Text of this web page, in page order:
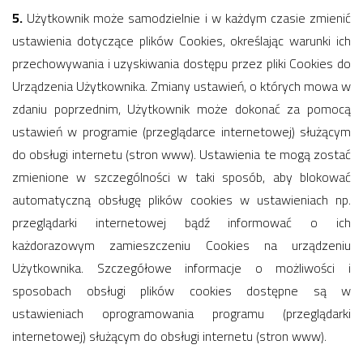
5. Użytkownik może samodzielnie i w każdym czasie zmienić
ustawienia dotyczące plików Cookies, określając warunki ich
przechowywania i uzyskiwania dostępu przez pliki Cookies do
Urządzenia Użytkownika. Zmiany ustawień, o których mowa w
zdaniu poprzednim, Użytkownik może dokonać za pomocą
ustawień w programie (przeglądarce internetowej) służącym
do obsługi internetu (stron www). Ustawienia te mogą zostać
zmienione w szczególności w taki sposób, aby blokować
automatyczną obsługę plików cookies w ustawieniach np.
przeglądarki internetowej bądź informować o ich
każdorazowym zamieszczeniu Cookies na urządzeniu
Użytkownika. Szczegółowe informacje o możliwości i
sposobach obsługi plików cookies dostępne są w
ustawieniach oprogramowania programu (przeglądarki
internetowej) służącym do obsługi internetu (stron www).